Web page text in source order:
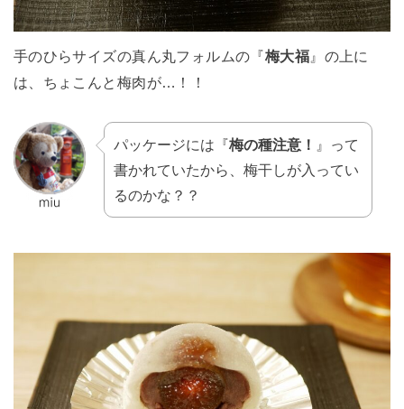
手のひらサイズの真ん丸フォルムの『梅大福 』の上に
は、ちょこんと梅肉が…！！
パッケージには『梅の種注意！ 』って
書かれていたから、梅干しが入ってい
るのかな？？